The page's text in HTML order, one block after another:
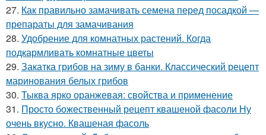
27. Как правильно замачивать семена перед посадкой —
препараты для замачивания
28. Удобрение для комнатных растений. Когда
подкармливать комнатные цветы
29. Закатка грибов на зиму в банки. Классический рецепт
маринования белых грибов
30. Тыква ярко оранжевая: свойства и применение
31. Просто божественный рецепт квашеной фасоли Ну
очень вкусно. Квашеная фасоль